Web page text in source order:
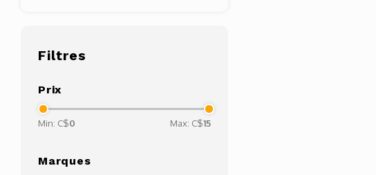
Filtres
Prix
Min: C$0 Max: C$15
Marques